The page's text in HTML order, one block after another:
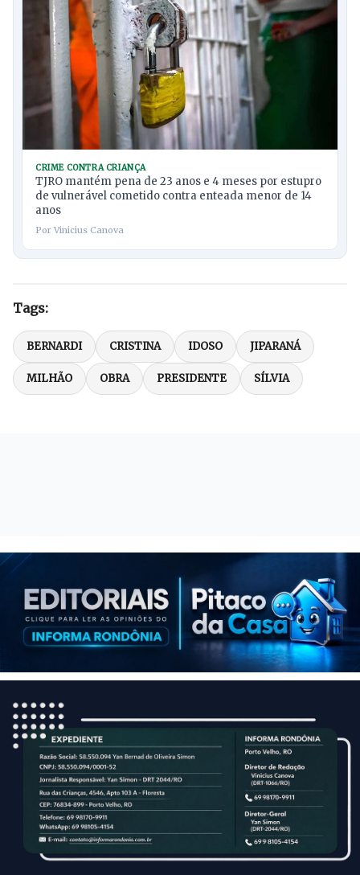
CRIME CONTRA CRIANÇA
TJRO mantém pena de 23 anos e 4 meses por estupro
de vulnerável cometido contra enteada menor de 14
anos
Por Vinicius Canova
Tags:
BERNARDI CRISTINA IDOSO JIPARANÁ
MILHÃO OBRA PRESIDENTE SÍLVIA